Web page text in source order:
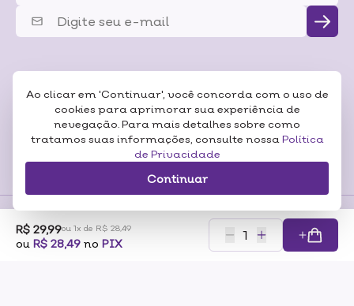
Ao clicar em 'Continuar', você concorda com o uso de
cookies para aprimorar sua experiência de
nevegação. Para mais detalhes sobre como
tratamos suas informações, consulte nossa Política
de Privacidade
Continuar
R$ 29,99ou 1x de R$ 28,49
ou R$ 28,49 no PIX
Certificados